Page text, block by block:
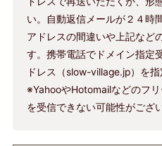
い。自動返信メールが２４時
アドレスの間違いや上記など
す。携帯電話でドメイン指定
ドレス（slow-village.jp）を指
※YahooやHotomailなどのフ
を受信できない可能性がござ